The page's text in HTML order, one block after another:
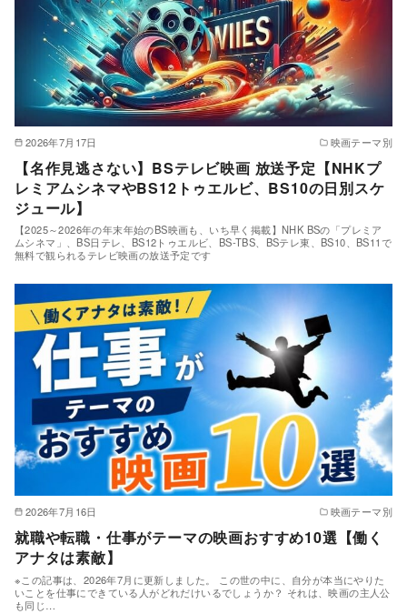
2026年7月17日 映画テーマ別
【名作見逃さない】BSテレビ映画 放送予定【NHKプ
レミアムシネマやBS12トゥエルビ、BS10の日別スケ
ジュール】
【2025～2026年の年末年始のBS映画も、いち早く掲載】NHK BSの「プレミア
ムシネマ」、BS日テレ、BS12トゥエルビ、BS-TBS、BSテレ東、BS10、BS11で
無料で観られるテレビ映画の放送予定です
2026年7月16日 映画テーマ別
就職や転職・仕事がテーマの映画おすすめ10選【働く
アナタは素敵】
※この記事は、2026年7月に更新しました。 この世の中に、自分が本当にやりた
いことを仕事にできている人がどれだけいるでしょうか？ それは、映画の主人公
も同じ…